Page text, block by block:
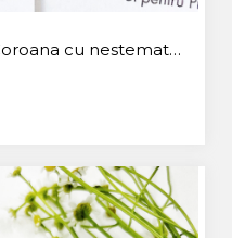
cu nestemate